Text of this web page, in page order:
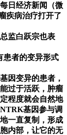
日经济新闻（微
疾病治疗打开了
监白跃宗也表
患者的变异形式
因变异的患者，
过于活跃，肿瘤
程度就会自然地
基因参与调
一直复制，形成
内部，让它的无